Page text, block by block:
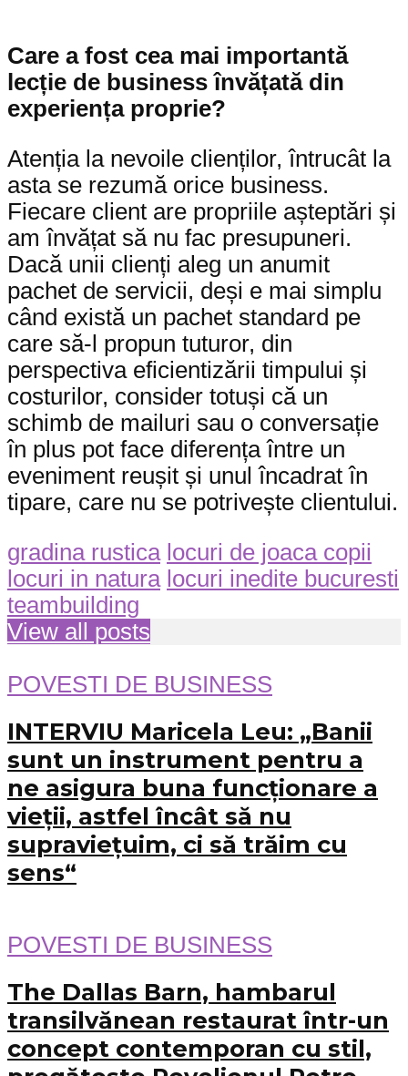
Care a fost cea mai importantă
lecție de business învățată din
experiența proprie?
Atenția la nevoile clienților, întrucât la
asta se rezumă orice business.
Fiecare client are propriile așteptări și
am învățat să nu fac presupuneri.
Dacă unii clienți aleg un anumit
pachet de servicii, deși e mai simplu
când există un pachet standard pe
care să-l propun tuturor, din
perspectiva eficientizării timpului și
costurilor, consider totuși că un
schimb de mailuri sau o conversație
în plus pot face diferența între un
eveniment reușit și unul încadrat în
tipare, care nu se potrivește clientului.
gradina rustica locuri de joaca copii
locuri in natura locuri inedite bucuresti
teambuilding
View all posts
POVESTI DE BUSINESS
INTERVIU Maricela Leu: „Banii
sunt un instrument pentru a
ne asigura buna funcționare a
vieții, astfel încât să nu
supraviețuim, ci să trăim cu
sens“
POVESTI DE BUSINESS
The Dallas Barn, hambarul
transilvănean restaurat într-un
concept contemporan cu stil,